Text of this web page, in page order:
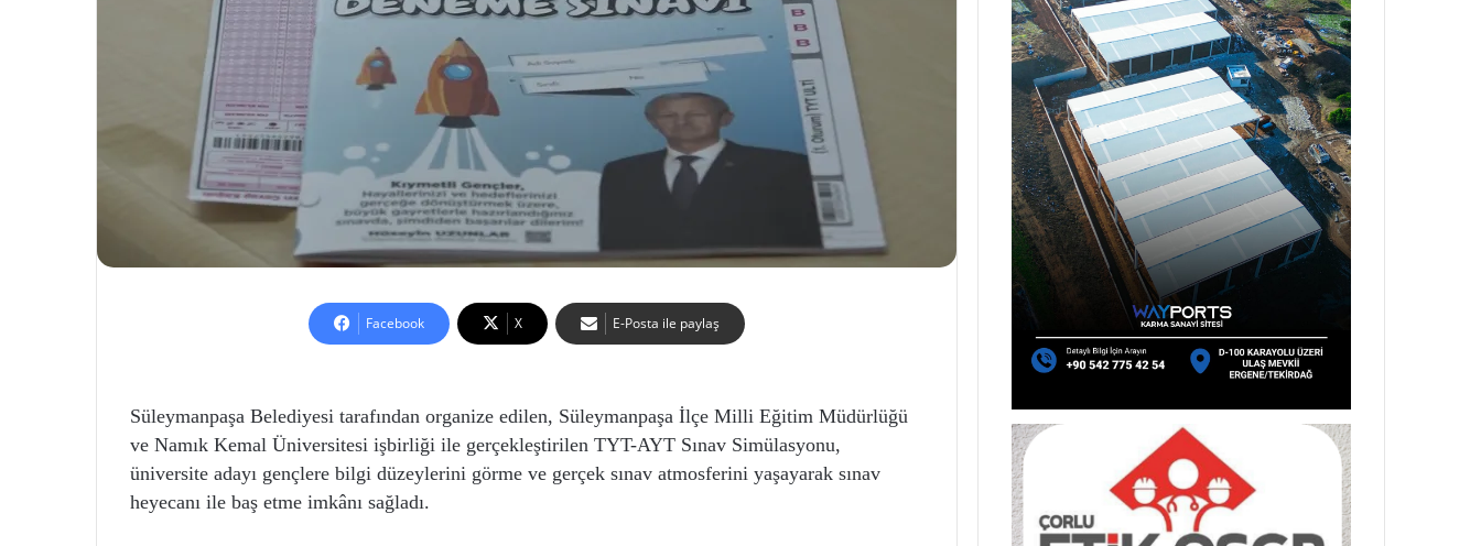
Facebook X E-Posta ile paylaş
Süleymanpaşa Belediyesi tarafından organize edilen, Süleymanpaşa İlçe Milli Eğitim Müdürlüğü
ve Namık Kemal Üniversitesi işbirliği ile gerçekleştirilen TYT-AYT Sınav Simülasyonu,
üniversite adayı gençlere bilgi düzeylerini görme ve gerçek sınav atmosferini yaşayarak sınav
heyecanı ile baş etme imkânı sağladı.